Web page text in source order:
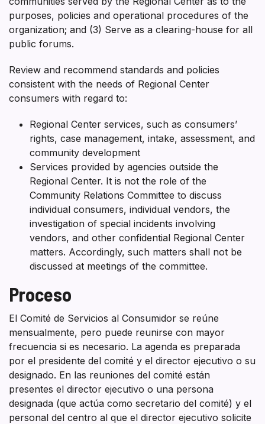
purposes, policies and operational procedures of the
organization; and (3) Serve as a clearing-house for all
public forums.
Review and recommend standards and policies
consistent with the needs of Regional Center
consumers with regard to:
Regional Center services, such as consumers’
rights, case management, intake, assessment, and
community development
Services provided by agencies outside the
Regional Center. It is not the role of the
Community Relations Committee to discuss
individual consumers, individual vendors, the
investigation of special incidents involving
vendors, and other confidential Regional Center
matters. Accordingly, such matters shall not be
discussed at meetings of the committee.
Proceso
El Comité de Servicios al Consumidor se reúne
mensualmente, pero puede reunirse con mayor
frecuencia si es necesario. La agenda es preparada
por el presidente del comité y el director ejecutivo o su
designado. En las reuniones del comité están
presentes el director ejecutivo o una persona
designada (que actúa como secretario del comité) y el
personal del centro al que el director ejecutivo solicite